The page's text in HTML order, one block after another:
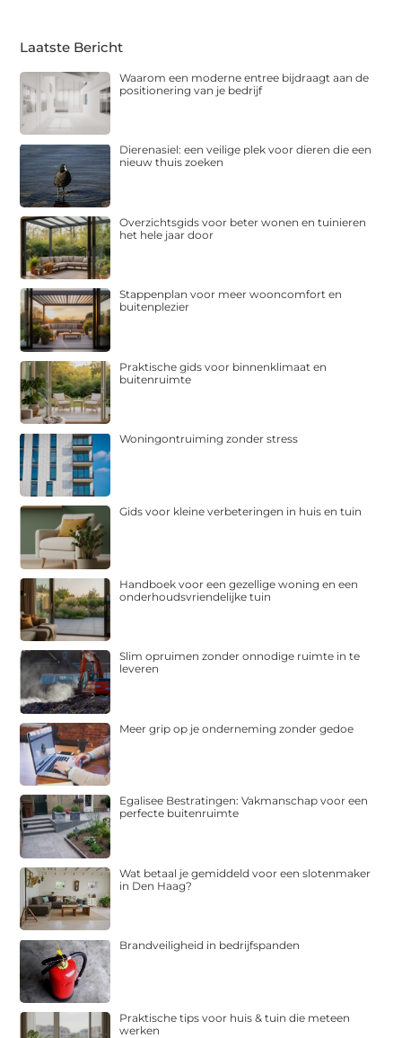
Laatste Bericht
Waarom een moderne entree bijdraagt aan de
positionering van je bedrijf
Dierenasiel: een veilige plek voor dieren die een
nieuw thuis zoeken
Overzichtsgids voor beter wonen en tuinieren
het hele jaar door
Stappenplan voor meer wooncomfort en
buitenplezier
Praktische gids voor binnenklimaat en
buitenruimte
Woningontruiming zonder stress
Gids voor kleine verbeteringen in huis en tuin
Handboek voor een gezellige woning en een
onderhoudsvriendelijke tuin
Slim opruimen zonder onnodige ruimte in te
leveren
Meer grip op je onderneming zonder gedoe
Egalisee Bestratingen: Vakmanschap voor een
perfecte buitenruimte
Wat betaal je gemiddeld voor een slotenmaker
in Den Haag?
Brandveiligheid in bedrijfspanden
Praktische tips voor huis & tuin die meteen
werken